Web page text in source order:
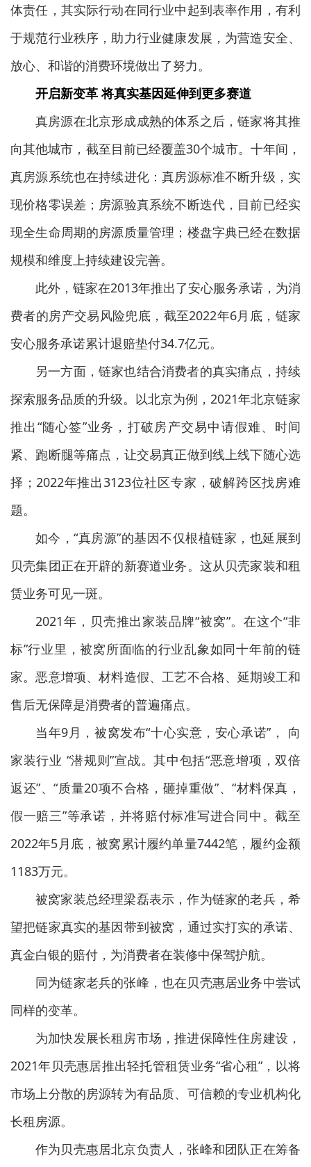
体责任，其实际行动在同行业中起到表率作用，有利
于规范行业秩序，助力行业健康发展，为营造安全、
放心、和谐的消费环境做出了努力。
开启新变革 将真实基因延伸到更多赛道
真房源在北京形成成熟的体系之后，链家将其推
向其他城市，截至目前已经覆盖30个城市。十年间，
真房源系统也在持续进化：真房源标准不断升级，实
现价格零误差；房源验真系统不断迭代，目前已经实
现全生命周期的房源质量管理；楼盘字典已经在数据
规模和维度上持续建设完善。
此外，链家在2013年推出了安心服务承诺，为消
费者的房产交易风险兜底，截至2022年6月底，链家
安心服务承诺累计退赔垫付34.7亿元。
另一方面，链家也结合消费者的真实痛点，持续
探索服务品质的升级。以北京为例，2021年北京链家
推出“随心签”业务，打破房产交易中请假难、时间
紧、跑断腿等痛点，让交易真正做到线上线下随心选
择；2022年推出3123位社区专家，破解跨区找房难
题。
如今，“真房源”的基因不仅根植链家，也延展到
贝壳集团正在开辟的新赛道业务。这从贝壳家装和租
赁业务可见一斑。
2021年，贝壳推出家装品牌“被窝”。在这个“非
标”行业里，被窝所面临的行业乱象如同十年前的链
家。恶意增项、材料造假、工艺不合格、延期竣工和
售后无保障是消费者的普遍痛点。
当年9月，被窝发布“十心实意，安心承诺”， 向
家装行业 “潜规则”宣战。其中包括“恶意增项，双倍
返还”、“质量20项不合格，砸掉重做”、“材料保真，
假一赔三”等承诺，并将赔付标准写进合同中。截至
2022年5月底，被窝累计履约单量7442笔，履约金额
1183万元。
被窝家装总经理梁磊表示，作为链家的老兵，希
望把链家真实的基因带到被窝，通过实打实的承诺、
真金白银的赔付，为消费者在装修中保驾护航。
同为链家老兵的张峰，也在贝壳惠居业务中尝试
同样的变革。
为加快发展长租房市场，推进保障性住房建设，
2021年贝壳惠居推出轻托管租赁业务“省心租”，以将
市场上分散的房源转为有品质、可信赖的专业机构化
长租房源。
作为贝壳惠居北京负责人，张峰和团队正在筹备